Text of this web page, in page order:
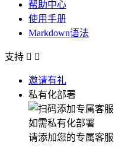
帮助中心
使用手册
Markdown语法
支持  
邀请有礼
私有化部署
如需私有化部署
请添加您的专属客服